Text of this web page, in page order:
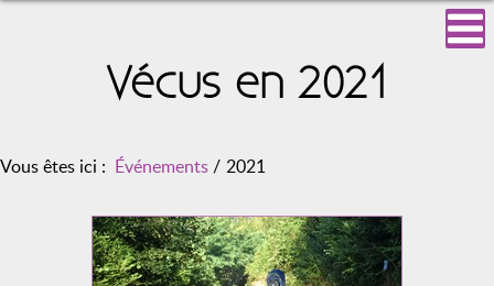
Vécus en 2021
Vous êtes ici : Événements / 2021